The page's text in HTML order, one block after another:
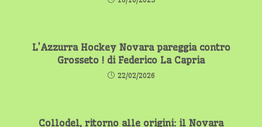
L’Azzurra Hockey Novara pareggia contro
Grosseto ! di Federico La Capria
22/02/2026
Collodel, ritorno alle origini: il Novara